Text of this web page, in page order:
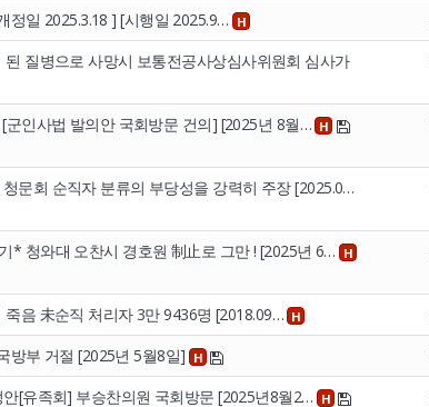
정일 2025.3.18 ] [시행일 2025.9… H
질병으로 사망시 보통전공사상심사위원회 심사가
군인사법 발의안 국회방문 건의] [2025년 8월… H
문회 순직자 분류의 부당성을 강력히 주장 [2025.0…
* 청와대 오찬시 경호원 制止로 그만 ! [2025년 6… H
음 未순직 처리자 3만 9436명 [2018.09… H
방부 거절 [2025년 5월8일] H
[유족회] 부승찬의원 국회방문 [2025년8월2… H